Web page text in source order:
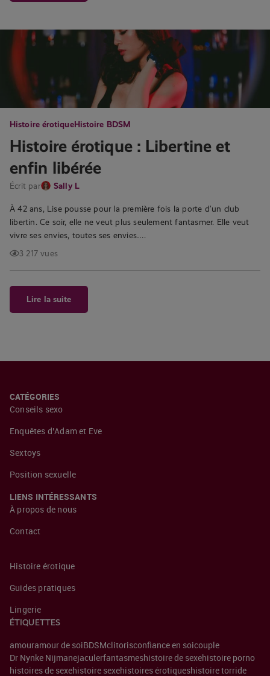
Histoire érotiqueHistoire BDSM
Histoire érotique : Libertine et
enfin libérée
Écrit par Sally L
À 42 ans, Lise pousse pour la première fois la porte d’un club
libertin. Ce soir, elle ne veut plus seulement fantasmer. Elle veut
vivre ses envies, toutes ses envies….
3 217 vues
Lire la suite
CATÉGORIES
Conseils sexo
Enquêtes d’Adam et Eve
Sextoys
Position sexuelle
LIENS INTÉRESSANTS
À propos de nous
Contact
Histoire érotique
Guides pratiques
Lingerie
ÉTIQUETTES
amouramour de soiBDSMclitorisconfiance en soicouple
Dr Nynke Nijmanejaculerfantasmeshistoire de sexehistoire porno
histoires de sexehistoire sexehistoires érotiqueshistoire torride